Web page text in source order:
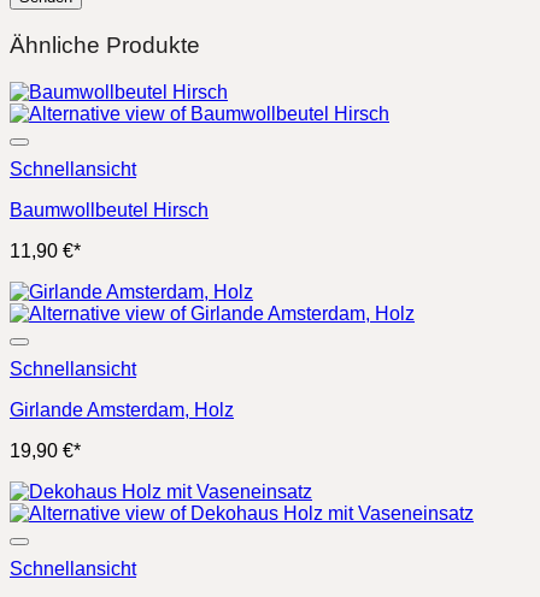
Ähnliche Produkte
Schnellansicht
Baumwollbeutel Hirsch
11,90 €*
Schnellansicht
Girlande Amsterdam, Holz
19,90 €*
Schnellansicht